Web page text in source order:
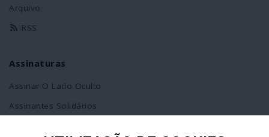
Arquivo
RSS
Assinaturas
Assinar O Lado Oculto
Assinantes Solidários